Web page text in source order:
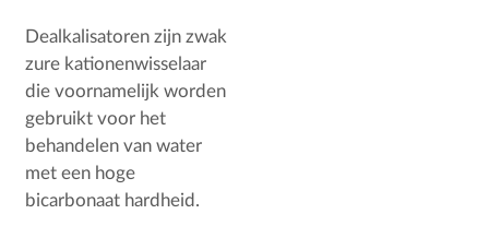
Dealkalisatoren zijn zwak
zure kationenwisselaar
die voornamelijk worden
gebruikt voor het
behandelen van water
met een hoge
bicarbonaat hardheid.